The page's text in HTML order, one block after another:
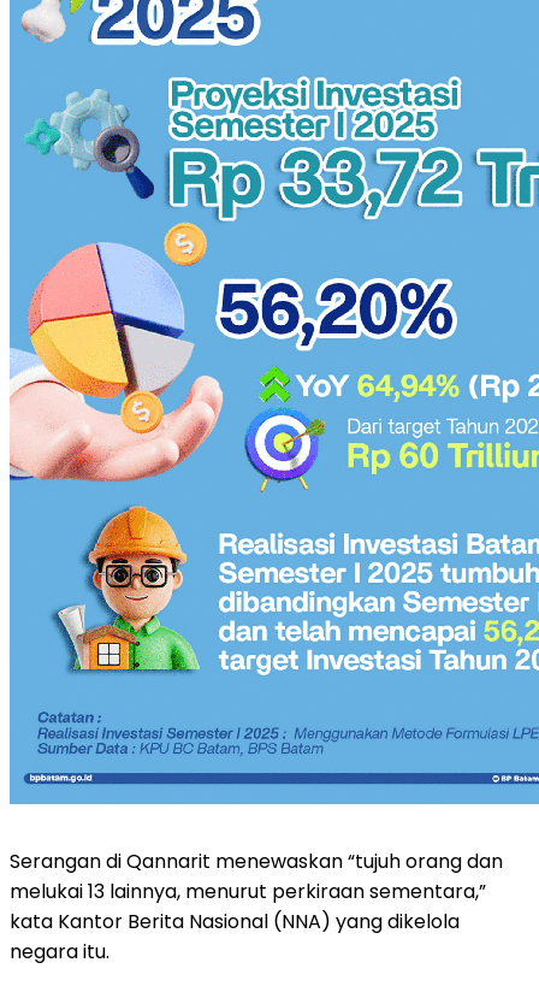
Serangan di Qannarit menewaskan “tujuh orang dan
melukai 13 lainnya, menurut perkiraan sementara,”
kata Kantor Berita Nasional (NNA) yang dikelola
negara itu.